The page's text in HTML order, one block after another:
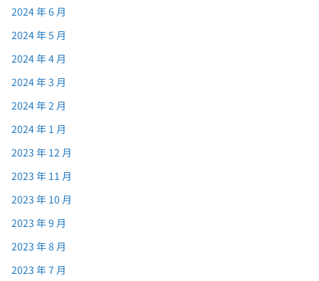
2024 年 6 月
2024 年 5 月
2024 年 4 月
2024 年 3 月
2024 年 2 月
2024 年 1 月
2023 年 12 月
2023 年 11 月
2023 年 10 月
2023 年 9 月
2023 年 8 月
2023 年 7 月